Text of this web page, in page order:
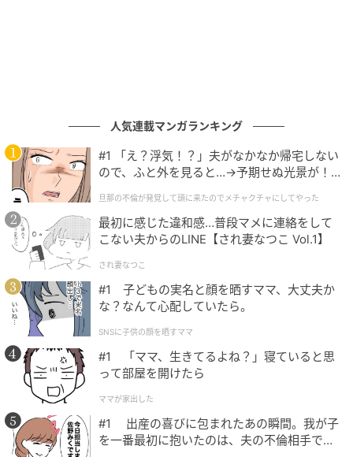
She GOLF【シーゴルフ】
トゥヒットをイメージすると両手がアドレス時の位置
に戻ってくる。上体の前傾角も変わらない
人気連載マンガランキング
#1 「え？浮気！？」夫がなかなか帰宅しない
ので、ふと外を見ると…→予期せぬ光景が！
クチャにしてやった
旦那の不倫が発覚して頭に来たのでメチャクチャにしてやった
最初に感じた違和感…普段マメに連絡をして
こない夫からのLINE【され妻なつこ Vol.1】
され妻なつこ
#1 子どもの実名と顔を晒すママ、大丈夫か
な？なんて心配していたら。
SNSに子供の顔を晒すママ
#1 「ママ、生きてるよね？」寝ていると思
って部屋を開けたら
ママが家出した
#1 出産の喜びに包まれたあの瞬間。我が子
を一番最初に抱いたのは、夫の不倫相手でし